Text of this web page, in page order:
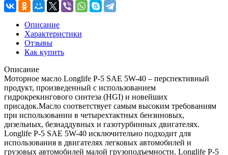
Описание
Характеристики
Отзывы
Как купить
Описание
Моторное масло Longlife P-5 SAE 5W-40 – перспективный
продукт, произведенный с использованием
гидрокрекингового синтеза (HGI) и новейших
присадок.Масло соответствует самым высоким требованиям
при использовании в четырехтактных бензиновых,
дизельных, безнаддувных и газотурбинных двигателях.
Longlife P-5 SAE 5W-40 исключительно подходит для
использования в двигателях легковых автомобилей и
грузовых автомобилей малой грузоподъемности. Longlife P-5